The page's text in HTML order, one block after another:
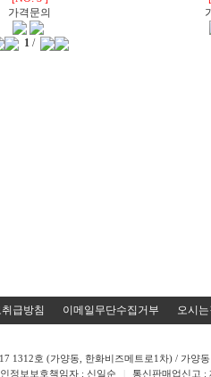
가격문의
1 /
급방침 이메일무단수집거부 오시는
1312호 (가양동, 한화비즈메트로1차) / 가양
정보보호책임자 : 신일순 통신판매업신고 :